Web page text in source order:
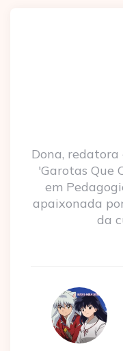
Dona,
'Garotas Que
em
apaixonada
da